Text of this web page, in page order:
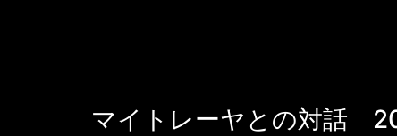
マイトレーヤとの対話